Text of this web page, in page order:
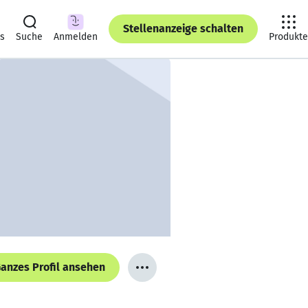
Suche Anmelden
Stellenanzeige schalten
Produkte
Profil ansehen